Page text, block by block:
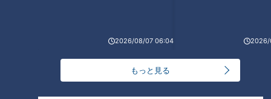
2026/08/07 06:04 2026/
もっと見る